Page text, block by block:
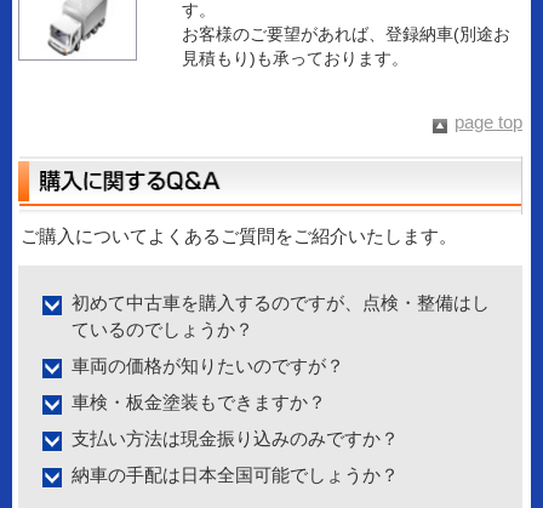
す。
お客様のご要望があれば、登録納車(別途お
見積もり)も承っております。
page top
ご購入についてよくあるご質問をご紹介いたします。
初めて中古車を購入するのですが、点検・整備はし
ているのでしょうか？
車両の価格が知りたいのですが？
車検・板金塗装もできますか？
支払い方法は現金振り込みのみですか？
納車の手配は日本全国可能でしょうか？